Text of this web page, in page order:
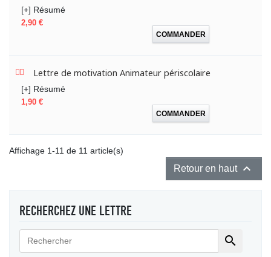
[+] Résumé
Prix
2,90 €
COMMANDER
Lettre de motivation Animateur périscolaire
[+] Résumé
Prix
1,90 €
COMMANDER
Affichage 1-11 de 11 article(s)
Retour en haut 
RECHERCHEZ UNE LETTRE
